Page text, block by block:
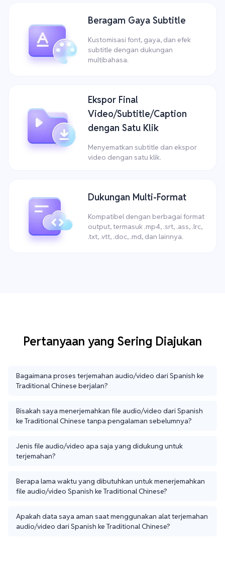
Beragam Gaya Subtitle
Kustomisasi font, gaya, dan efek
subtitle dengan dukungan
multibahasa.
Ekspor Final
Video/Subtitle/Caption
dengan Satu Klik
Menyematkan subtitle dan ekspor
video dengan satu klik.
Dukungan Multi-Format
Kompatibel dengan berbagai format
output, termasuk .mp4, .srt, .ass, .lrc,
.txt, .vtt, .doc, .md, dan lainnya.
Pertanyaan yang Sering Diajukan
Bagaimana proses terjemahan audio/video dari Spanish ke
Traditional Chinese berjalan?
Bisakah saya menerjemahkan file audio/video dari Spanish
ke Traditional Chinese tanpa pengalaman sebelumnya?
Jenis file audio/video apa saja yang didukung untuk
terjemahan?
Berapa lama waktu yang dibutuhkan untuk menerjemahkan
file audio/video Spanish ke Traditional Chinese?
Apakah data saya aman saat menggunakan alat terjemahan
audio/video dari Spanish ke Traditional Chinese?